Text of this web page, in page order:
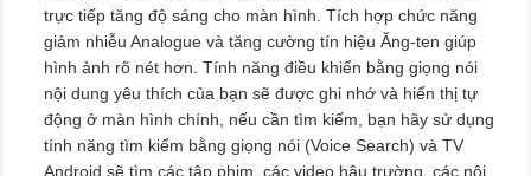
trực tiếp tăng độ sáng cho màn hình. Tích hợp chức năng
giảm nhiễu Analogue và tăng cường tín hiệu Ăng-ten giúp
hình ảnh rõ nét hơn. Tính năng điều khiển bằng giọng nói
nội dung yêu thích của bạn sẽ được ghi nhớ và hiển thị tự
động ở màn hình chính, nếu cần tìm kiếm, bạn hãy sử dụng
tính năng tìm kiếm bằng giọng nói (Voice Search) và TV
Android sẽ tìm các tập phim, các video hậu trường, các nội